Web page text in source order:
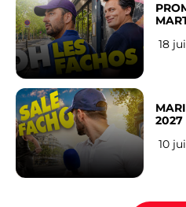
18
2027
10